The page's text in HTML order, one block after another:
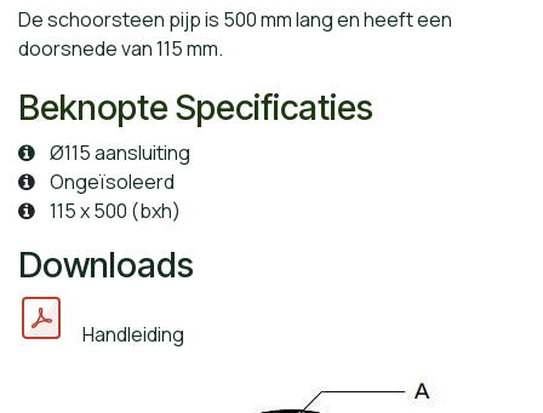
De schoorsteen pijp is 500 mm lang en heeft een
doorsnede van 115 mm.
Beknopte Specificaties
Ø115 aansluiting
Ongeïsoleerd
115 x 500 (bxh)
Downloads
Handleiding